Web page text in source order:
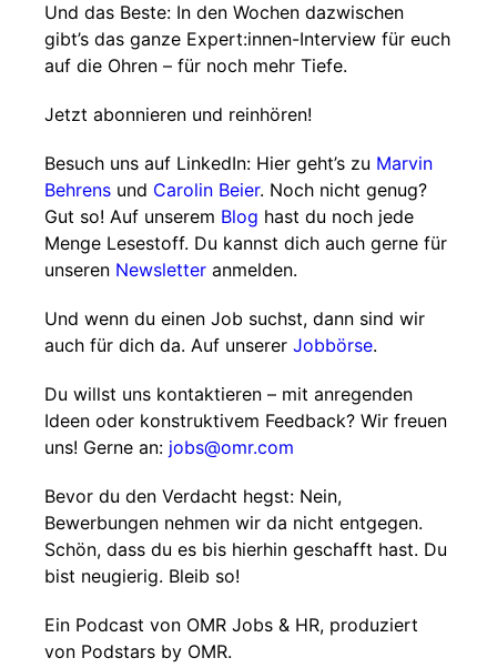
Und das Beste: In den Wochen dazwischen
gibt’s das ganze Expert:innen-Interview für euch
auf die Ohren – für noch mehr Tiefe.
Jetzt abonnieren und reinhören!
Besuch uns auf LinkedIn: Hier geht’s zu Marvin
Behrens und Carolin Beier. Noch nicht genug?
Gut so! Auf unserem Blog hast du noch jede
Menge Lesestoff. Du kannst dich auch gerne für
unseren Newsletter anmelden.
Und wenn du einen Job suchst, dann sind wir
auch für dich da. Auf unserer Jobbörse.
Du willst uns kontaktieren – mit anregenden
Ideen oder konstruktivem Feedback? Wir freuen
uns! Gerne an: jobs@omr.com
Bevor du den Verdacht hegst: Nein,
Bewerbungen nehmen wir da nicht entgegen.
Schön, dass du es bis hierhin geschafft hast. Du
bist neugierig. Bleib so!
Ein Podcast von OMR Jobs & HR, produziert
von Podstars by OMR.